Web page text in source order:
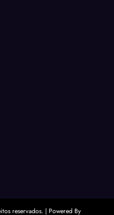
reservados. | Powered By